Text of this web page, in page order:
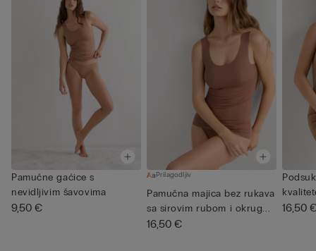
Pamučne gaćice s
nevidljivim šavovima
9,50 €
Prilagodljiv
Pamučna majica bez rukava
sa sirovim rubom i okrug...
16,50 €
16,50